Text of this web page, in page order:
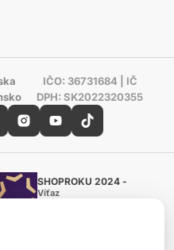
IČO: 36731684 | IČ
DPH: SK2022320355
SHOPROKU 2024 -
Víťaz